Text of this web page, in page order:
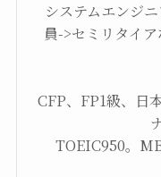
システムエンジ
員->セミリタイ
CFP、FP1級、日
TOEIC950。